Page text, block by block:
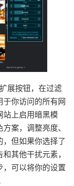
展按钮，在过滤
于你访问的所有网
站上启用暗黑模
案，调整亮度、
但如果你选择了
其他干扰元素，
，可以将你的设置